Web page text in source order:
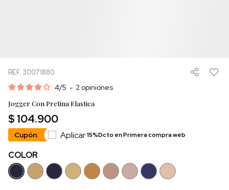
REF. 30071880
4/5 - 2 opiniones
Jogger Con Pretina Elastica
$ 104.900
Cupón: Aplicar15%Dcto en Primera compra web
COLOR